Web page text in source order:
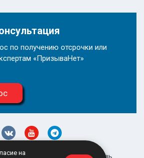
по получению отсрочки или
«ПризываНет»
на